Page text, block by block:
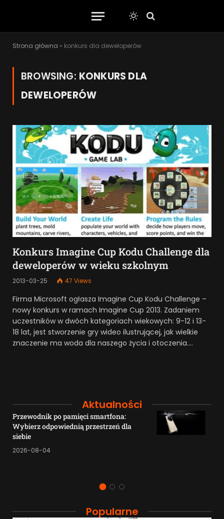
Strona główna » konkurs dla deweloperów
BROWSING: KONKURS DLA
DEWELOPERÓW
Konkurs Imagine Cup Kodu Challenge dla
deweloperów w wieku szkolnym
2013-03-25 47 Views
Firma Microsoft ogłasza Imagine Cup Kodu Challenge –
nowy konkurs w ramach Imagine Cup 2013. Zadaniem
uczestników w dwóch kategoriach wiekowych: 9-12 i 13-
18 lat, jest stworzenie gry wideo ilustrującej, jak wielkie
znaczenie ma woda dla naszego życia i otoczenia.…
Aktualności
Przewodnik po pamięci smartfona:
Wybierz odpowiednią przestrzeń dla
siebie
2026-08-04
Popularne